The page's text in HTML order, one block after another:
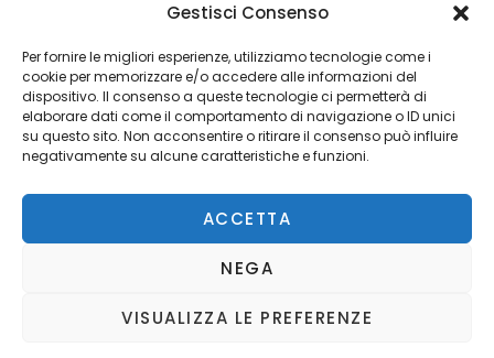
Gestisci Consenso
Per fornire le migliori esperienze, utilizziamo tecnologie come i
cookie per memorizzare e/o accedere alle informazioni del
dispositivo. Il consenso a queste tecnologie ci permetterà di
elaborare dati come il comportamento di navigazione o ID unici
su questo sito. Non acconsentire o ritirare il consenso può influire
negativamente su alcune caratteristiche e funzioni.
ACCETTA
NEGA
VISUALIZZA LE PREFERENZE
Copyright © 2026Ilblogger.it. All Rights Reserved.